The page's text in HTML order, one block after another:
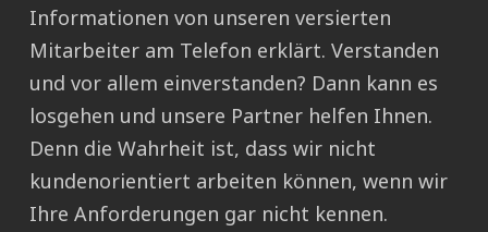
Informationen von unseren versierten
Mitarbeiter am Telefon erklärt. Verstanden
und vor allem einverstanden? Dann kann es
losgehen und unsere Partner helfen Ihnen.
Denn die Wahrheit ist, dass wir nicht
kundenorientiert arbeiten können, wenn wir
Ihre Anforderungen gar nicht kennen.